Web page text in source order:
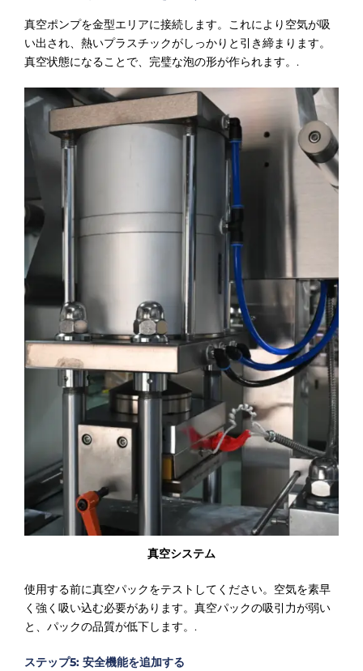
真空ポンプを金型エリアに接続します。これにより空気が吸
い出され、熱いプラスチックがしっかりと引き締まります。
真空状態になることで、完璧な泡の形が作られます。.
真空システム
使用する前に真空パックをテストしてください。空気を素早
く強く吸い込む必要があります。真空パックの吸引力が弱い
と、パックの品質が低下します。.
ステップ5: 安全機能を追加する